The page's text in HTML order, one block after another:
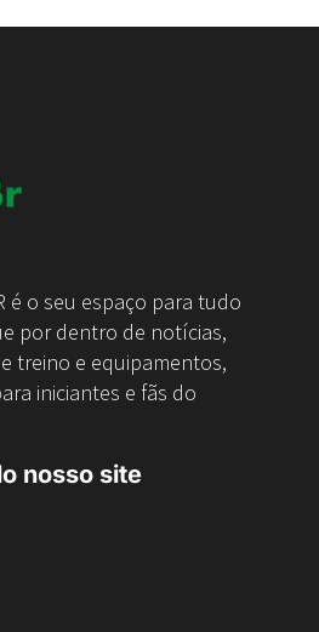
é o seu espaço para tudo
por dentro de notícias,
treino e equipamentos,
iniciantes e fãs do
nosso site